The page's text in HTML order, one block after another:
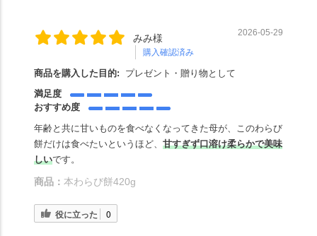
みみ様
購入確認済み
2026-05-29
商品を購入した目的:
プレゼント・贈り物として
満足度
おすすめ度
年齢と共に甘いものを食べなくなってきた母が、このわらび
餅だけは食べたいというほど、 甘すぎず口溶け柔らかで美味
しいです。
商品： 本わらび餅420g
役に立った 0